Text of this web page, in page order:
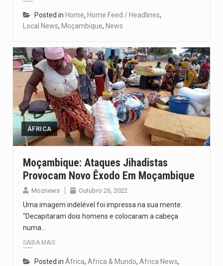
Posted in Home, Home Feed / Headlines,
Local News, Moçambique, News
ÁFRICA
Moçambique: Ataques Jihadistas
Provocam Novo Êxodo Em Moçambique
Moznews Outubro 26, 2022
Uma imagem indelével foi impressa na sua mente.
"Decapitaram dois homens e colocaram a cabeça
numa…
SAIBA MAIS
Posted in África, Africa & Mundo, Africa News,